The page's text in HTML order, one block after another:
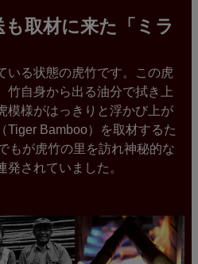
取材に来た「ミラ
いる状態の虎竹です。この虎
竹自身から出る油分で拭き上
模様がはっきりと浮かび上が
Tiger Bamboo）を取材するた
もが虎竹の里を訪れ神秘的な
発されていました。